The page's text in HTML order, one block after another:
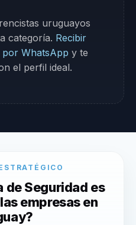
uruguayos
categoría. Recibir
por WhatsApp y te
el perfil ideal.
de Seguridad es
empresas en